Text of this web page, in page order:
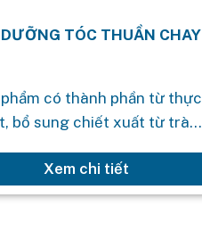
TÓC THUẦN CHAY
có thành phần từ thực
bổ sung chiết xuất từ trà
oxy hóa và giảm tác hại của
tia...
Xem chi tiết